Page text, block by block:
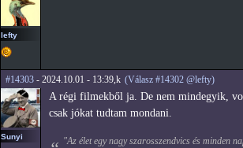
lefty
#14303 - 2024.10.01 - 13:39,k (Válasz #14302 @lefty)
Sunyi
A régi filmekből ja. De nem mindegyik,
csak jókat tudtam mondani.
"Az élet egy nagy szarosszendvics és minden